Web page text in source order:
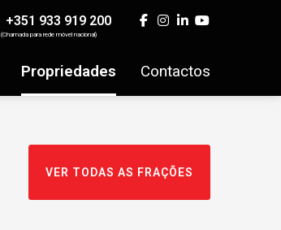
+351 933 919 200
(Chamada para rede móvel nacional)
Propriedades Contactos
VER TODAS AS FRAÇÕES